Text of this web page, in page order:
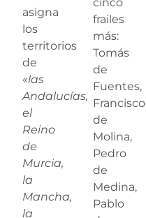
asigna
los
territorios
de
«las
Andalucías,
el
Reino
de
Murcia,
la
Mancha,
la
frailes
más:
Tomás
de
Fuentes,
Francisco
de
Molina,
Pedro
de
Medina,
Pablo